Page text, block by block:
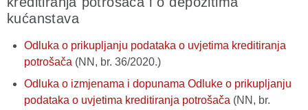
kućanstava
Odluka o prikupljanju podataka o uvjetima kreditiranja
potrošača (NN, br. 36/2020.)
Odluka o izmjenama i dopunama Odluke o prikupljanju
podataka o uvjetima kreditiranja potrošača (NN, br.